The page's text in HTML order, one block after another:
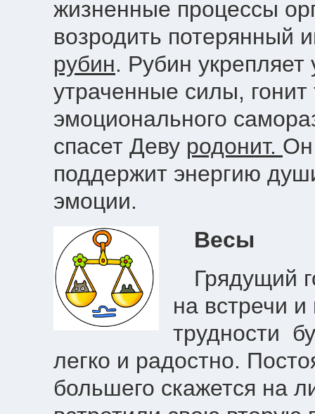
жизненные процессы
возродить потерянный
рубин. Рубин
утраченные силы,
эмоционального
спасет Деву родонит. Он
поддержит энергию
эмоции.
Весы
Грядущий
на встречи
трудности
легко и радостно.
большего скажется на